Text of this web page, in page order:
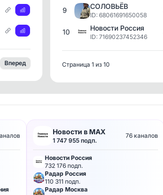
Вперед
9 СОЛОВЬЁВ
ID: 68061691650058
10 Новости Россия
ID: 71690237452346
Страница 1 из 10
Оксана Сергеевна
Марк Арсенович
Новости в MAX
1 747 955 подп.
76 каналов
Новости Россия
732 176 подп.
Радар Россия
110 311 подп.
Радар Москва